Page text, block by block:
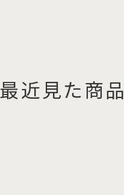
最近見た商品